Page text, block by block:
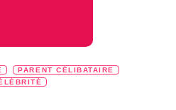
PARENT CÉLIBATAIRE